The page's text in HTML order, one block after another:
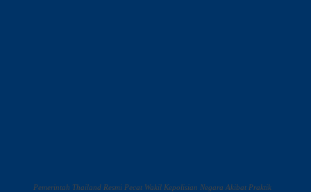
Pemerintah Thailand Resmi Pecat Wakil Kepolisian Negara Akibat Praktik